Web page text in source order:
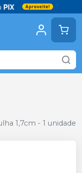
1,7cm - 1 unidade